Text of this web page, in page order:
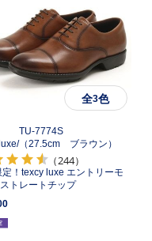
全3色
TU-7774S
（27.5cm ブラウン）
（244）
定！texcy luxe エントリーモ
トレートチップ